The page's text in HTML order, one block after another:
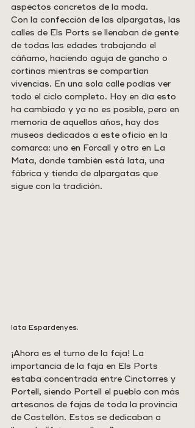
aspectos concretos de la moda.
Con la confección de las alpargatas, las
calles de Els Ports se llenaban de gente
de todas las edades trabajando el
cáñamo, haciendo aguja de gancho o
cortinas mientras se compartían
vivencias. En una sola calle podías ver
todo el ciclo completo. Hoy en día esto
ha cambiado y ya no es posible, pero en
memoria de aquellos años, hay dos
museos dedicados a este oficio en la
comarca: uno en Forcall y otro en La
Mata, donde también está Iata, una
fábrica y tienda de alpargatas que
sigue con la tradición.
Iata Espardenyes.
¡Ahora es el turno de la faja! La
importancia de la faja en Els Ports
estaba concentrada entre Cinctorres y
Portell, siendo Portell el pueblo con más
artesanos de fajas de toda la provincia
de Castellón. Estos se dedicaban a